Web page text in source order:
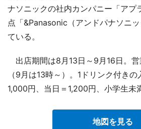
ナソニックの社内カンパニー「アプ
点「&Panasonic（アンドパナソニ
ている。
出店期間は8月13日～9月16日。
（9月は13時～）。1ドリンク付き
1,000円、当日＝1,200円、小学生未
地図を見る